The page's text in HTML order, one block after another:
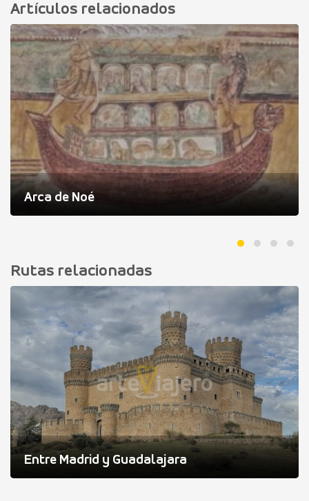
Artículos relacionados
Arca de Noé
Rutas relacionadas
Entre Madrid y Guadalajara